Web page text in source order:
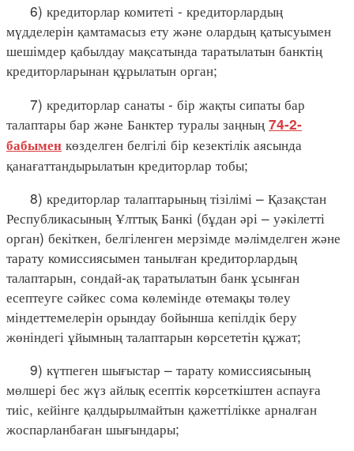
6) кредиторлар комитеті - кредиторлардың
мүдделерін қамтамасыз ету және олардың қатысуымен
шешімдер қабылдау мақсатында таратылатын банктің
кредиторларынан құрылатын орган;
7) кредиторлар санаты - бір жақты сипаты бар
талаптары бар және Банктер туралы заңның 74-2-
бабымен көзделген белгілі бір кезектілік аясында
қанағаттандырылатын кредиторлар тобы;
8) кредиторлар талаптарының тізілімі – Қазақстан
Республикасының Ұлттық Банкі (бұдан әрі – уәкілетті
орган) бекіткен, белгіленген мерзімде мәлімделген және
тарату комиссиясымен танылған кредиторлардың
талаптарын, сондай-ақ таратылатын банк ұсынған
есептеуге сәйкес сома көлемінде өтемақы төлеу
міндеттемелерін орындау бойынша кепілдік беру
жөніндегі ұйымның талаптарын көрсететін құжат;
9) күтпеген шығыстар – тарату комиссиясының
мөлшері бес жүз айлық есептік көрсеткіштен аспауға
тиіс, кейінге қалдырылмайтын қажеттілікке арналған
жоспарланбаған шығындары;